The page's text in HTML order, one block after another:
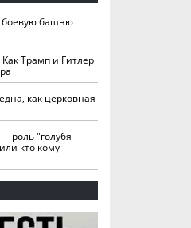
боевую башню
Трамп и Гитлер
как церковная
роль "голубя
кто кому